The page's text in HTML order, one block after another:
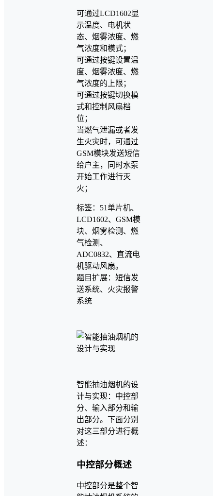
可通过LCD1602显
示温度、电机状
态、烟雾浓度、燃
气浓度和模式；
可通过按键设置温
度、烟雾浓度、燃
气浓度的上限；
可通过按键切换模
式和控制风扇档
位；
当燃气泄漏或者发
生火灾时，可通过
GSM模块发送短信
给户主，同时水泵
开始工作进行灭
火；
标签：51单片机、
LCD1602、GSM模
块、烟雾检测、燃
气检测、
ADC0832、直流电
机驱动风扇。
题目扩展：短信发
送系统、火灾报警
系统
智能抽油烟机的设
计与实现：中控部
分、输入部分和输
出部分。下面分别
对这三部分进行概
述：
中控部分概述
中控部分是整个智